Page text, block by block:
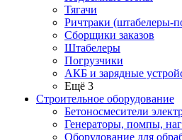
Тягачи
Ричтраки (штабелеры-
Сборщики заказов
Штабелеры
Погрузчики
АКБ и зарядные
Ещё 3
Строительное оборудование
Бетоносмесители
Генераторы, помпы,
Оборудование для